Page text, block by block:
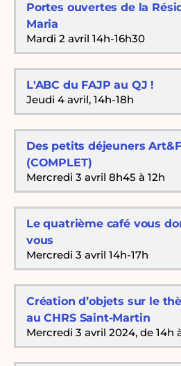
Portes ouvertes de la
Maria
Mardi 2 avril 14h-16h30
L'ABC du FAJP au QJ !
Jeudi 4 avril, 14h-18h
Des petits déjeuners
(COMPLET)
Mercredi 3 avril 8h45 à 12h
Le quatrième café vous
vous
Mercredi 3 avril 14h-17h
Création d’objets sur le
au CHRS Saint-Martin
Mercredi 3 avril 2024, de 14h